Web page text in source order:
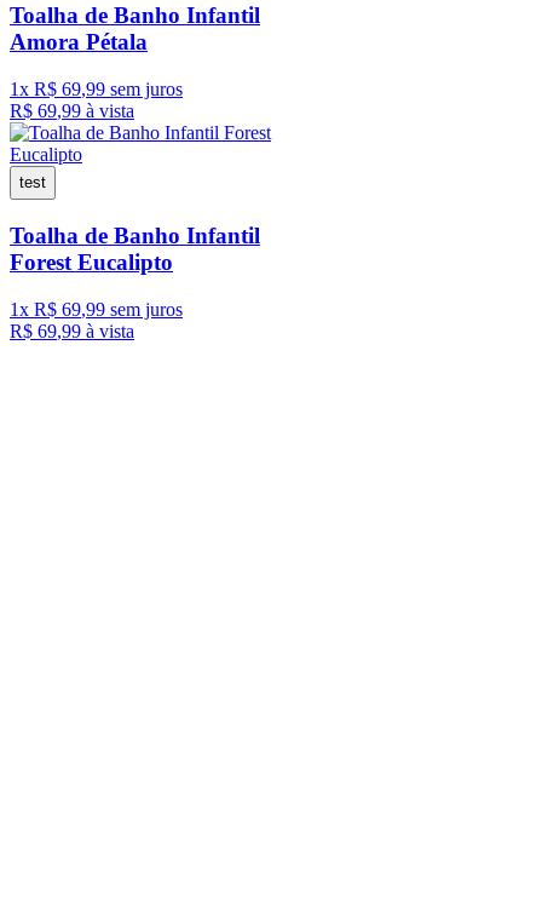
Toalha de Banho Infantil
Amora Pétala
1x R$ 69,99 sem juros
R$ 69,99 à vista
test
Toalha de Banho Infantil
Forest Eucalipto
1x R$ 69,99 sem juros
R$ 69,99 à vista